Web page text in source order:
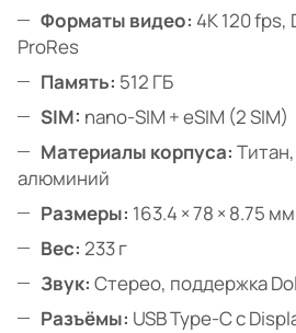
Форматы видео: 4K 120 fps,
ProRes
Память: 512 ГБ
SIM: nano-SIM + eSIM (2 SIM)
Материалы корпуса:
алюминий
Размеры: 163.4 × 78 × 8.75 мм
Вес: 233 г
Звук: Стерео, поддержка
Разъёмы: USB Type-C с